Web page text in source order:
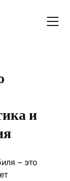
и
– это